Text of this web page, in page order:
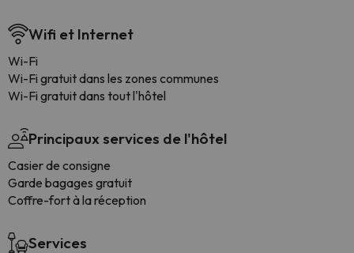
Wifi et Internet
Wi-Fi
Wi-Fi gratuit dans les zones communes
Wi-Fi gratuit dans tout l'hôtel
Principaux services de l'hôtel
Casier de consigne
Garde bagages gratuit
Coffre-fort à la réception
Services